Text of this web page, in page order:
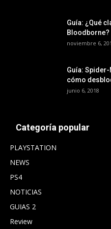
Guía: ¿Qué
Bloodborne?
noviembre 6,
Guía:
cómo
junio 6, 2018
Categoría popular
PLAYSTATION
NEWS
PS4
NOTICIAS
GUIAS 2
Review